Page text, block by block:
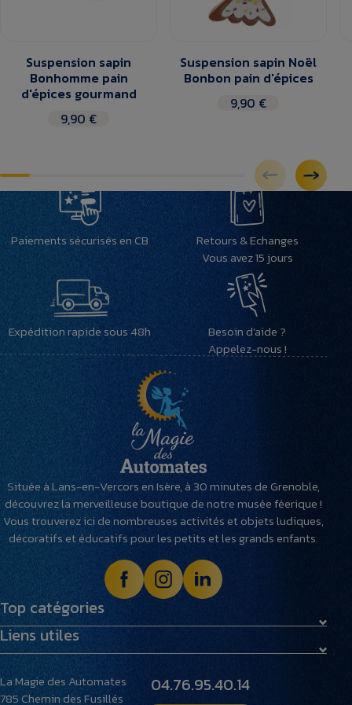
Suspension sapin
Bonhomme pain
d'épices gourmand
9,90 €
Suspension sapin Noël
Bonbon pain d'épices
9,90 €
Paiements sécurisés en CB
Retours & Echanges
Vous avez 15 jours
Expédition rapide sous 48h
Besoin d’aide ?
Appelez-nous !
Située à Lans-en-Vercors en Isère, à 30 minutes de Grenoble,
découvrez la merveilleuse boutique de notre musée féerique !
Vous trouverez ici de nombreuses activités et objets ludiques,
décoratifs et éducatifs pour les petits et les grands enfants.
Top catégories
Maquettes
Peluches
Villages miniatures
Liens utiles
Livraison et retours
Foire aux questions
Le musée
La Magie des Automates
785 Chemin des Fusillés
04.76.95.40.14